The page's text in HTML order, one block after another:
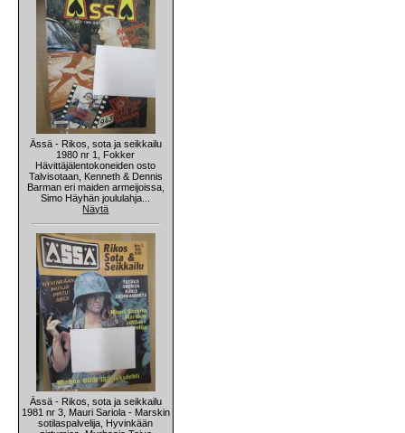
Ässä - Rikos, sota ja seikkailu
1980 nr 1, Fokker
Hävittäjälentokoneiden osto
Talvisotaan, Kenneth & Dennis
Barman eri maiden armeijoissa,
Simo Häyhän joululahja...
Näytä
Ässä - Rikos, sota ja seikkailu
1981 nr 3, Mauri Sariola - Marskin
sotilaspalvelija, Hyvinkään